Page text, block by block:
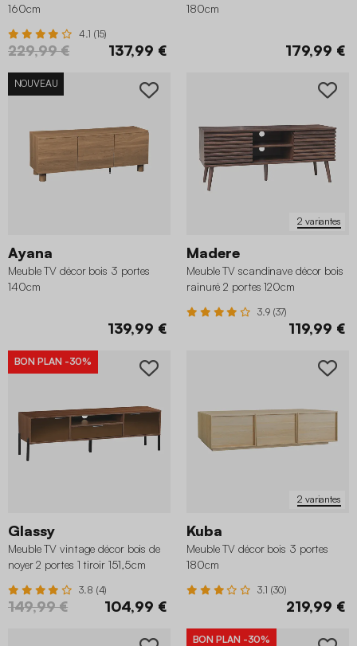
160cm
4.1 (15)
229,99 € 137,99 €
180cm
179,99 €
NOUVEAU
Ayana
Meuble TV décor bois 3 portes
140cm
139,99 €
2 variantes
Madere
Meuble TV scandinave décor bois
rainuré 2 portes 120cm
3.9 (37)
119,99 €
BON PLAN -30%
Glassy
Meuble TV vintage décor bois de
noyer 2 portes 1 tiroir 151,5cm
3.8 (4)
149,99 € 104,99 €
2 variantes
Kuba
Meuble TV décor bois 3 portes
180cm
3.1 (30)
219,99 €
BON PLAN -30%